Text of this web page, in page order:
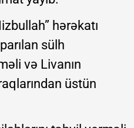
hərəkatı
sülh
və Livanın
üstün